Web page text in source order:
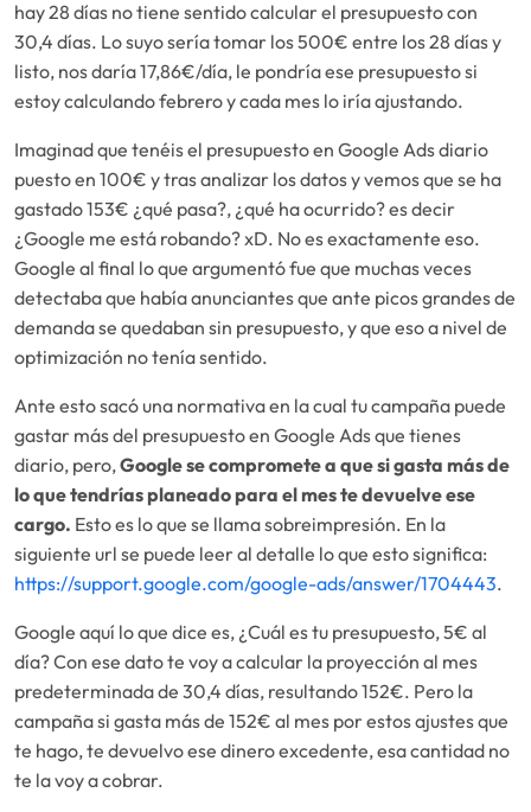
hay 28 días no tiene sentido calcular el presupuesto con
30,4 días. Lo suyo sería tomar los 500€ entre los 28 días y
listo, nos daría 17,86€/día, le pondría ese presupuesto si
estoy calculando febrero y cada mes lo iría ajustando.
Imaginad que tenéis el presupuesto en Google Ads diario
puesto en 100€ y tras analizar los datos y vemos que se ha
gastado 153€ ¿qué pasa?, ¿qué ha ocurrido?es decir
¿Google me está robando?xD. No es exactamente eso.
Google al final lo que argumentó fue que muchas veces
detectaba que había anunciantes que ante picos grandes de
demanda se quedaban sin presupuesto, y que eso a nivel de
optimización no tenía sentido.
Ante esto sacó una normativa en la cual tu campaña puede
gastar más del presupuesto en Google Ads que tienes
diario, pero,Google se compromete a que si gasta más de
lo que tendrías planeado para el mes te devuelve ese
cargo. Esto es lo que se llama sobreimpresión. En la
siguiente url se puede leer al detalle lo que esto significa:
https://support.google.com/google-ads/answer/1704443.
Google aquí lo que dice es, ¿Cuál es tu presupuesto, 5€ al
día? Con ese dato te voy a calcular la proyección al mes
predeterminada de 30,4 días, resultando 152€. Pero la
campaña si gasta más de 152€ al mes por estos ajustes que
te hago, te devuelvo ese dinero excedente, esa cantidad no
te la voy a cobrar.